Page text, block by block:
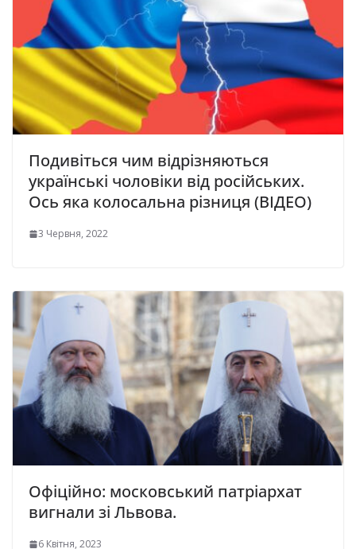
Подивіться чим відрізняються
українські чоловіки від російських.
Ось яка колосальна різниця (ВІДЕО)
3 Червня, 2022
Офiцiйно: московський патріархат
вигнали зі Львова.
6 Квітня, 2023